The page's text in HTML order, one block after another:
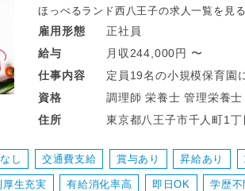
ほっぺるランド西八王子の求人一覧を見る
雇用形態
正社員
給与
月収244,000円 〜
仕事内容
定員19名の小規模保育園に
子どもたちの成長を食か
子どもたちが食に興味を
調理室内の清掃や器具の
資格
調理師 栄養士 管理栄養士
住所
東京都八王子市千人町1
し 交通費支給 賞与あり 昇給あり
厚生充実 有給消化率高 即日OK 学歴不